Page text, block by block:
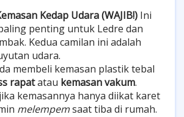
Kedap Udara (WAJIB!) Ini
penting untuk Ledre dan
Kedua camilan ini adalah
udara.
membeli kemasan plastik tebal
rapatatau kemasan vakum.
kemasannya hanya diikat karet
melempemsaat tiba di rumah.